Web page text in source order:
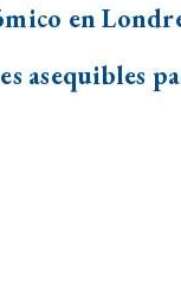
en
asequibles